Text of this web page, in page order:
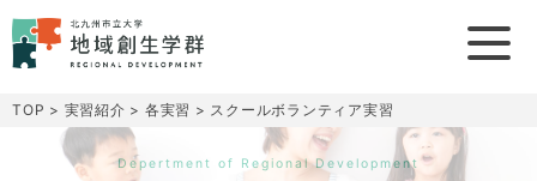
TOP > 実習紹介 > 各実習 > スクールボランティア実習
Depertment of Regional Development